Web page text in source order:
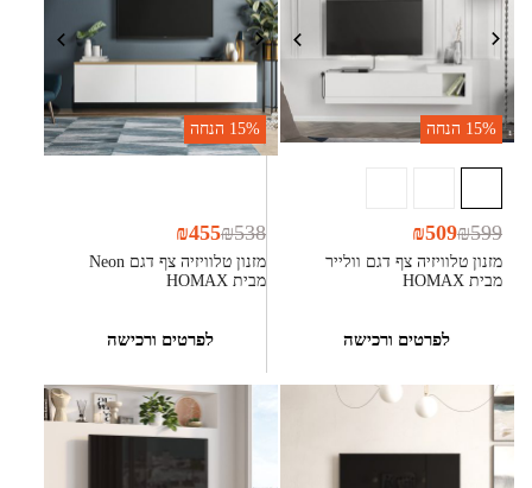
15% הנחה
מזנון טלוויזיה צף דגם וולייר
מבית HOMAX
₪599
₪509
לפרטים ורכישה
15% הנחה
מזנון טלוויזיה צף דגם Neon
מבית HOMAX
₪538
₪455
לפרטים ורכישה